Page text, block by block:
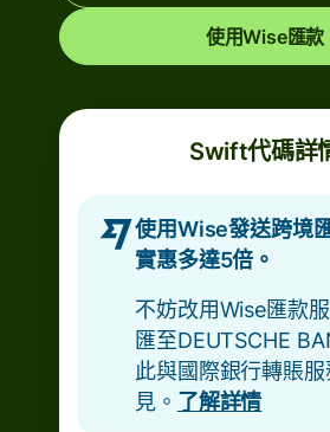
使用Wise匯款
Swift代碼詳
使用Wise發送跨境
實惠多達5倍。
不妨改用Wise匯款
匯至DEUTSCHE
此與國際銀行轉賬
見。 了解詳情